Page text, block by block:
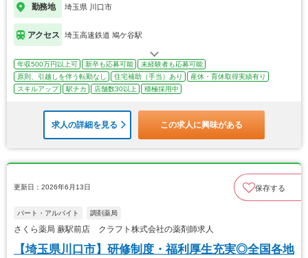
勤務地 埼玉県 川口市
アクセス 埼玉高速鉄道 鳩ケ谷駅
年収500万円以上可 新卒も応募可能
未経験者も応募可能
原則、引越しを伴う転勤なし
住宅補助（手当）あり
産休・育休取得実績有り
スキルアップ
駅チカ 店舗数30以上 積極採用中
求人の詳細を見る この求人に興味がある
更新日：2026年6月13日 保存する
パート・アルバイト 調剤薬局
さくら薬局 蕨駅前店 クラフト株式会社の薬剤師求人
【埼玉県川口市】研修制度・福利厚生充実◎全国各地